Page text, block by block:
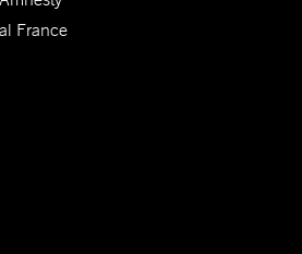
France